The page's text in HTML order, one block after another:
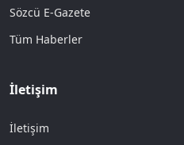
Sözcü E-Gazete
Tüm Haberler
İletişim
İletişim